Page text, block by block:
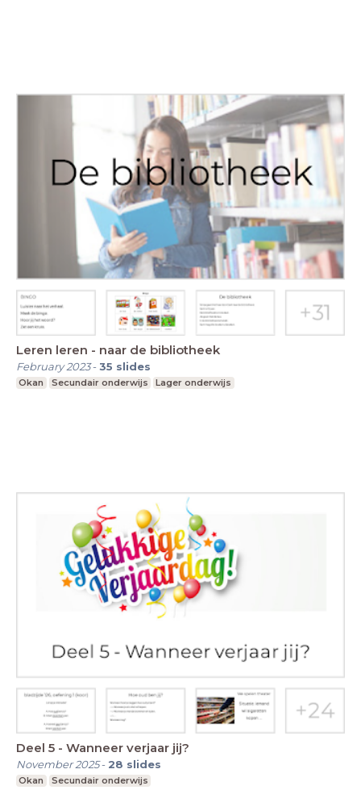
Leren leren - naar de bibliotheek
February 2023-35 slides
Okan Secundair onderwijs Lager onderwijs
Deel 5 - Wanneer verjaar jij?
November 2025- 28 slides
Okan Secundair onderwijs